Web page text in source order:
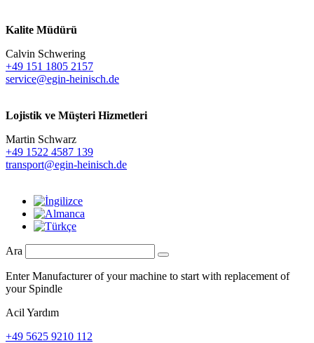
Kalite Müdürü
Calvin Schwering
+49 151 1805 2157
service@egin-heinisch.de
Lojistik ve Müşteri Hizmetleri
Martin Schwarz
+49 1522 4587 139
transport@egin-heinisch.de
Ara
Enter Manufacturer of your machine to start with replacement of
your Spindle
Acil Yardım
+49 5625 9210 112